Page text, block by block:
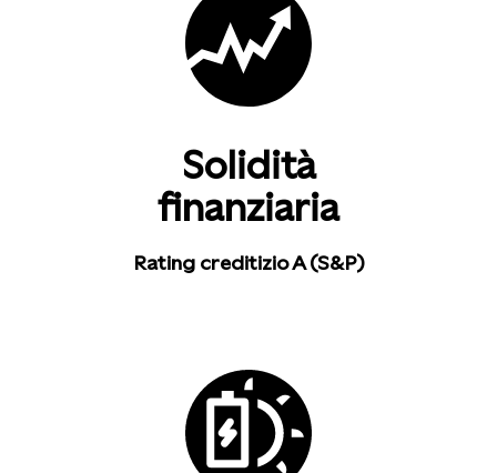
Solidità
finanziaria
Rating creditizio A (S&P)